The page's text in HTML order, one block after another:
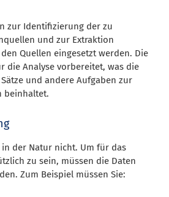
zur Identifizierung der zu
und zur Extraktion
Quellen eingesetzt werden. Die
die Analyse vorbereitet, was die
und andere Aufgaben zur
beinhaltet.
in der Natur nicht. Um für das
zu sein, müssen die Daten
Zum Beispiel müssen Sie: